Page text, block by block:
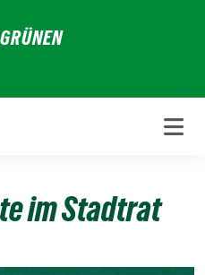
im Stadtrat